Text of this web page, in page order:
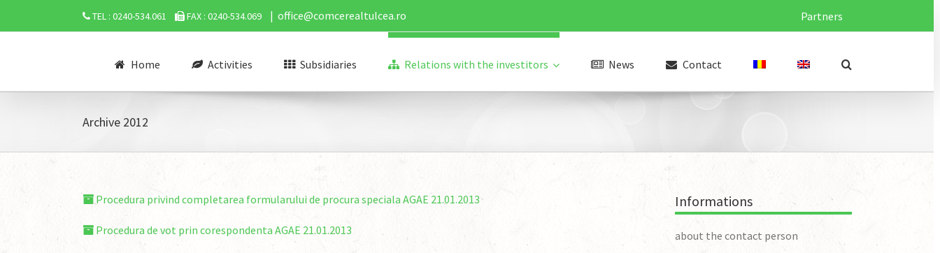
TEL : 0240-534.061 FAX : 0240-534.069 | office@comcerealtulcea.ro Partners
Home Activities Subsidiaries Relations with the investitors News Contact
Archive 2012
Procedura privind completarea formularului de procura speciala AGAE 21.01.2013
Procedura de vot prin corespondenta AGAE 21.01.2013
Informations
about the contact person